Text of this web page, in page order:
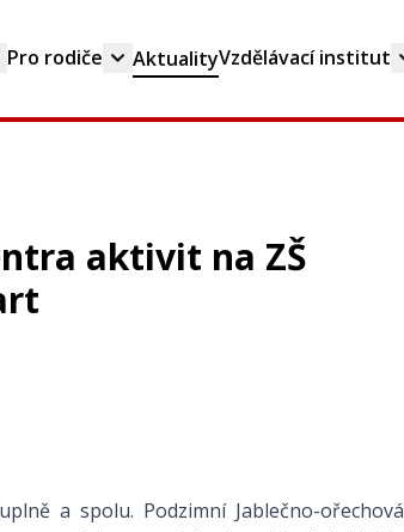
Pro rodiče AktualityVzdělávací institut
aktivit na ZŠ
a spolu. Podzimní Jablečno-ořechová